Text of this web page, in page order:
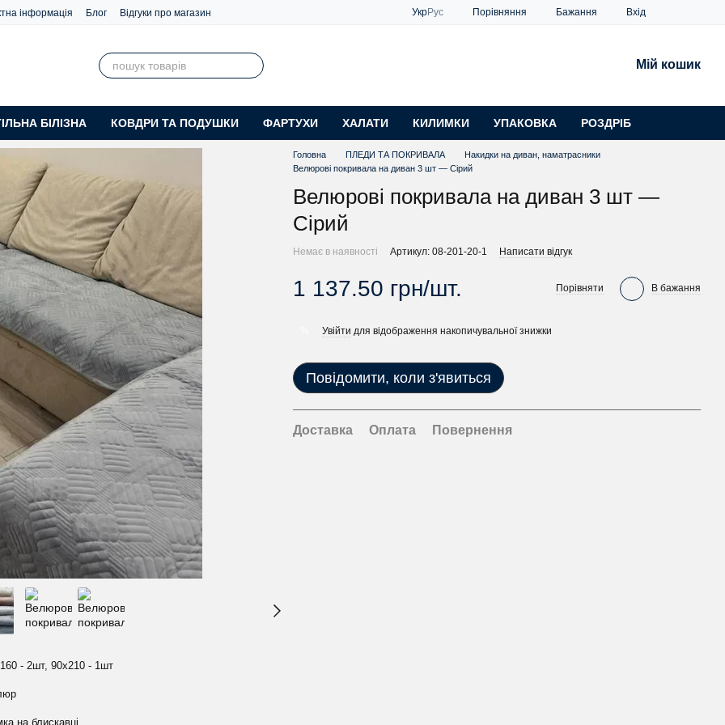
інформація Блог Відгуки про магазин УкрРус Порівняння Бажання Вхід
Мій кошик
БІЛІЗНА КОВДРИ ТА ПОДУШКИ ФАРТУХИ ХАЛАТИ КИЛИМКИ УПАКОВКА РОЗДРІБ
- 2шт, 90х210 - 1шт
на блискавці
Головна ПЛЕДИ ТА ПОКРИВАЛА
Накидки на диван, наматрасники
Велюрові покривала на диван 3 шт — Сірий
Велюрові покривала на диван 3 шт —
Сірий
Немає в наявності Артикул: 08-201-20-1 Написати відгук
1 137.50 грн/шт. Порівняти В бажання
Увійти для відображення накопичувальної знижки
Повідомити, коли з'явиться
Доставка Оплата Повернення